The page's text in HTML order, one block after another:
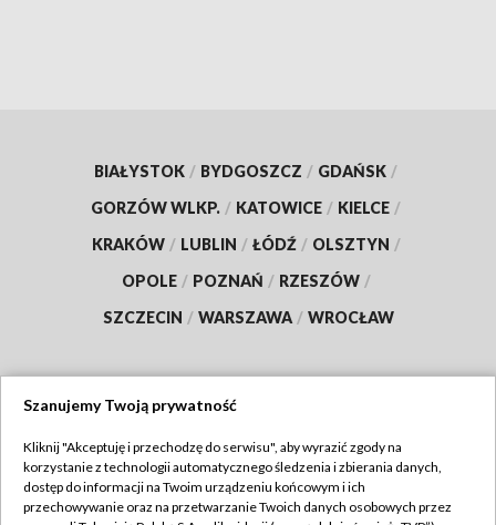
BIAŁYSTOK / BYDGOSZCZ / GDAŃSK /
GORZÓW WLKP. / KATOWICE / KIELCE /
KRAKÓW / LUBLIN / ŁÓDŹ / OLSZTYN /
OPOLE / POZNAŃ / RZESZÓW /
SZCZECIN / WARSZAWA / WROCŁAW
TVP
Abonament TVP
Regulamin TVP
Szanujemy Twoją prywatność
Kliknij "Akceptuję i przechodzę do serwisu", aby wyrazić zgody na
korzystanie z technologii automatycznego śledzenia i zbierania danych,
dostęp do informacji na Twoim urządzeniu końcowym i ich
przechowywanie oraz na przetwarzanie Twoich danych osobowych przez